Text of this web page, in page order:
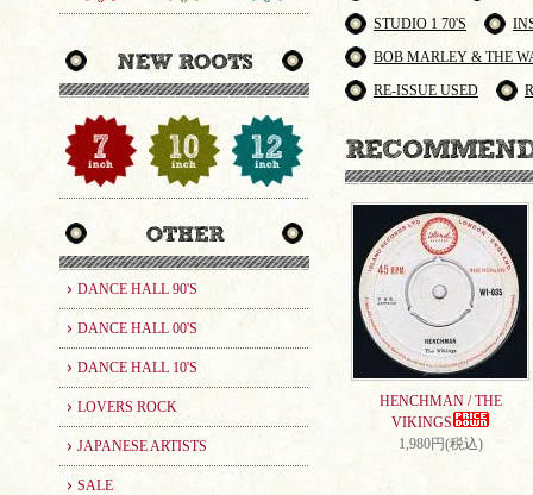
DANCE HALL 90'S
DANCE HALL 00'S
DANCE HALL 10'S
LOVERS ROCK
JAPANESE ARTISTS
SALE
STUDIO 1 70'S
BOB MARLEY & THE
RE-ISSUE USED
HENCHMAN / THE
VIKINGS
1,980円(税込)